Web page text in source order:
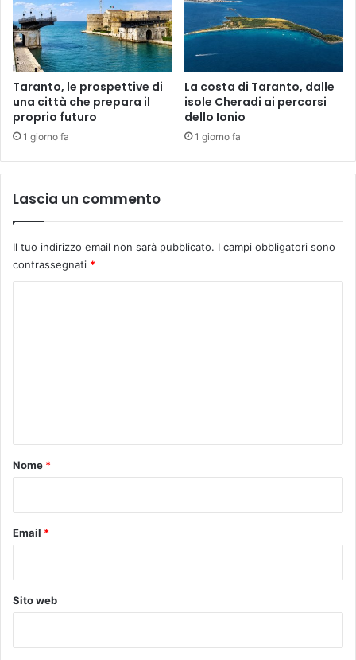
Taranto, le prospettive di
una città che prepara il
proprio futuro
1 giorno fa
La costa di Taranto, dalle
isole Cheradi ai percorsi
dello Ionio
1 giorno fa
Lascia un commento
Il tuo indirizzo email non sarà pubblicato. I campi obbligatori sono
contrassegnati *
o
Nome *
Email *
Sito web